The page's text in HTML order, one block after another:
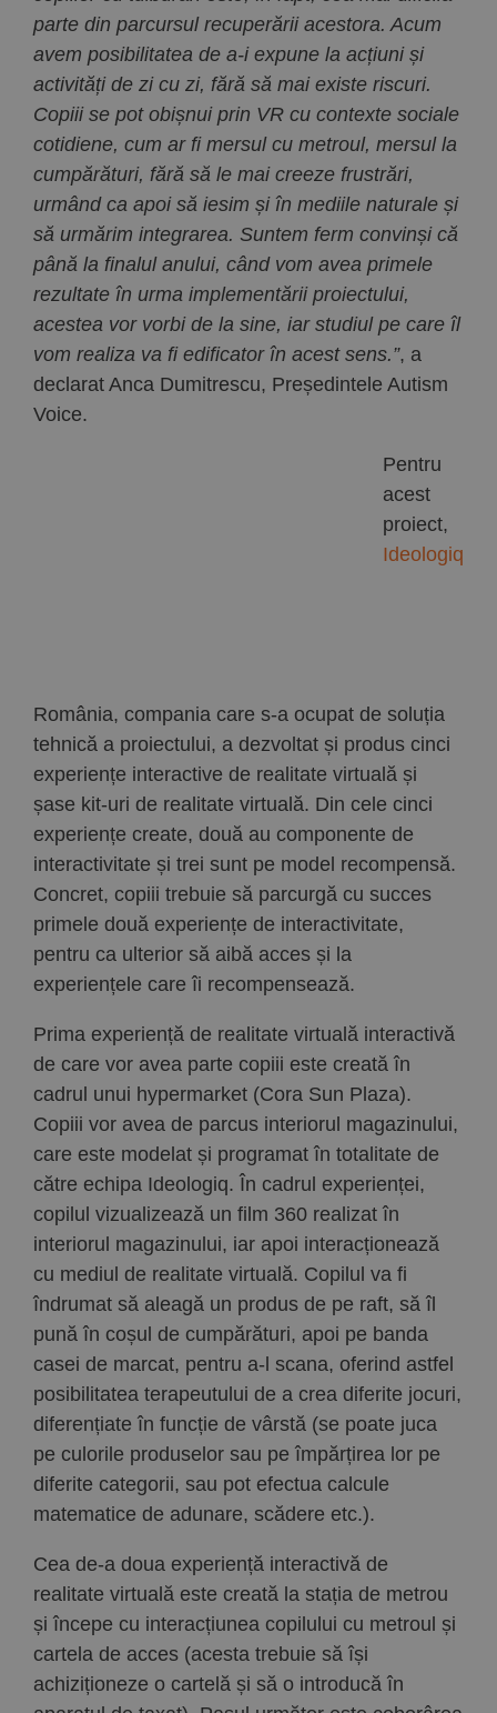
parte din parcursul recuperării acestora. Acum
avem posibilitatea de a-i expune la acțiuni și
activități de zi cu zi, fără să mai existe riscuri.
Copiii se pot obișnui prin VR cu contexte sociale
cotidiene, cum ar fi mersul cu metroul, mersul la
cumpărături, fără să le mai creeze frustrări,
urmând ca apoi să iesim și în mediile naturale și
să urmărim integrarea. Suntem ferm convinși că
până la finalul anului, când vom avea primele
rezultate în urma implementării proiectului,
acestea vor vorbi de la sine, iar studiul pe care îl
vom realiza va fi edificator în acest sens.”, a
declarat Anca Dumitrescu, Președintele Autism
Voice.
Pentru
acest
proiect,
Ideologiq
România, compania care s-a ocupat de soluția
tehnică a proiectului, a dezvoltat și produs cinci
experiențe interactive de realitate virtuală și
șase kit-uri de realitate virtuală. Din cele cinci
experiențe create, două au componente de
interactivitate și trei sunt pe model recompensă.
Concret, copiii trebuie să parcurgă cu succes
primele două experiențe de interactivitate,
pentru ca ulterior să aibă acces și la
experiențele care îi recompensează.
Prima experiență de realitate virtuală interactivă
de care vor avea parte copiii este creată în
cadrul unui hypermarket (Cora Sun Plaza).
Copiii vor avea de parcus interiorul magazinului,
care este modelat și programat în totalitate de
către echipa Ideologiq. În cadrul experienței,
copilul vizualizează un film 360 realizat în
interiorul magazinului, iar apoi interacționează
cu mediul de realitate virtuală. Copilul va fi
îndrumat să aleagă un produs de pe raft, să îl
pună în coșul de cumpărături, apoi pe banda
casei de marcat, pentru a-l scana, oferind astfel
posibilitatea terapeutului de a crea diferite jocuri,
diferențiate în funcție de vârstă (se poate juca
pe culorile produselor sau pe împărțirea lor pe
diferite categorii, sau pot efectua calcule
matematice de adunare, scădere etc.).
Cea de-a doua experiență interactivă de
realitate virtuală este creată la stația de metrou
și începe cu interacțiunea copilului cu metroul și
cartela de acces (acesta trebuie să își
achiziționeze o cartelă și să o introducă în